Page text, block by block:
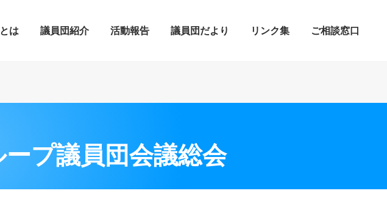
は 議員団紹介 活動報告 議員団だより リンク集 ご相談窓口
プ議員団会議総会